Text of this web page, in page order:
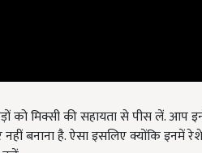
बनाना है. ऐसा इसलिए क्योंकि इनमें रेशे
करें.